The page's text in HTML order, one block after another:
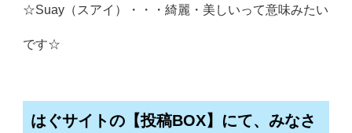
☆Suay（スアイ）・・・綺麗・美しいって意味みたい
です☆
はぐサイトの【投稿BOX】にて、みなさ